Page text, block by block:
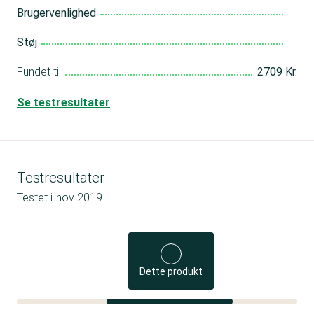
Brugervenlighed
Støj
Fundet til 2709 Kr.
Se testresultater
Testresultater
Testet i nov 2019
Dette produkt